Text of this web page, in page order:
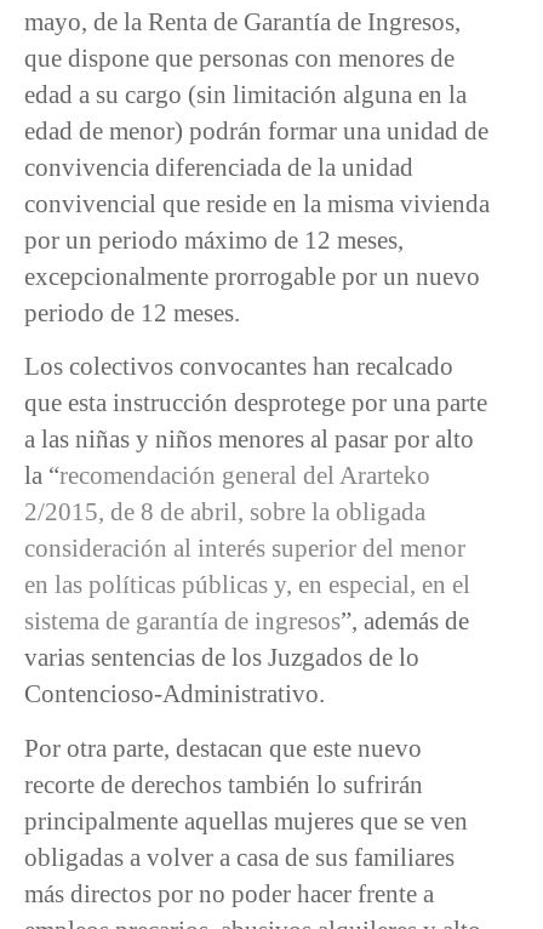
mayo, de la Renta de Garantía de Ingresos,
que dispone que personas con menores de
edad a su cargo (sin limitación alguna en la
edad de menor) podrán formar una unidad de
convivencia diferenciada de la unidad
convivencial que reside en la misma vivienda
por un periodo máximo de 12 meses,
excepcionalmente prorrogable por un nuevo
periodo de 12 meses.
Los colectivos convocantes han recalcado
que esta instrucción desprotege por una parte
a las niñas y niños menores al pasar por alto
la “recomendación general del Ararteko
2/2015, de 8 de abril, sobre la obligada
consideración al interés superior del menor
en las políticas públicas y, en especial, en el
sistema de garantía de ingresos”, además de
varias sentencias de los Juzgados de lo
Contencioso-Administrativo.
Por otra parte, destacan que este nuevo
recorte de derechos también lo sufrirán
principalmente aquellas mujeres que se ven
obligadas a volver a casa de sus familiares
más directos por no poder hacer frente a